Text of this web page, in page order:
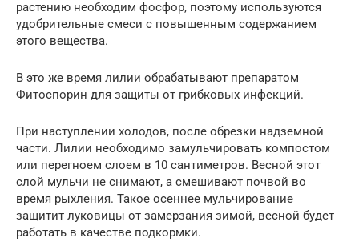
растению необходим фосфор, поэтому используются
удобрительные смеси с повышенным содержанием
этого вещества.
В это же время лилии обрабатывают препаратом
Фитоспорин для защиты от грибковых инфекций.
При наступлении холодов, после обрезки надземной
части. Лилии необходимо замульчировать компостом
или перегноем слоем в 10 сантиметров. Весной этот
слой мульчи не снимают, а смешивают почвой во
время рыхления. Такое осеннее мульчирование
защитит луковицы от замерзания зимой, весной будет
работать в качестве подкормки.